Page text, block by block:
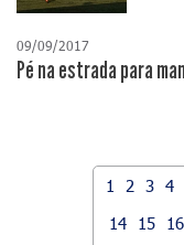
09/09/2017
Pé na estrada para
1 2 3 4
14
15 16